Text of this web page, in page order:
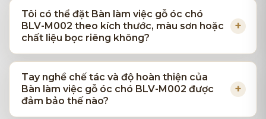
Tôi có thể đặt Bàn làm việc gỗ óc chó
BLV-M002 theo kích thước, màu sơn hoặc
chất liệu bọc riêng không?
Tay nghề chế tác và độ hoàn thiện của
Bàn làm việc gỗ óc chó BLV-M002 được
đảm bảo thế nào?